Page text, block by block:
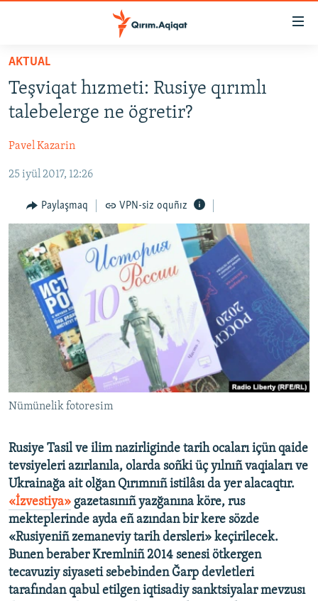
Esas
qaytmaq
Baş
qaytmaq
qaytmaq
SİYASET
CEMİYET
MEDENİYET
İNSAN AQLARI
VİDEO
SÜRET
BLOGLAR
FİKİR
Русский
Українською
QOŞULIÑIZ!
RFE/RS bütün saytları
AKTUAL
Teşviqat hızmeti: Rusiye qırımlı
talebelerge ne ögretir?
Pavel Kazarin
25 iyül 2017, 12:26
Paylaşmaq VPN-siz oquñız
Nümünelik fotoresim
Rusiye Tasil ve ilim nazirliginde tarih ocaları içün qaide
tevsiyeleri azırlanıla, olarda soñki üç yılnıñ vaqiaları ve
Ukrainağa ait olğan Qırımnıñ istilâsı da yer alacaqtır.
«İzvestiya» gazetasınıñ yazğanına köre, rus
mekteplerinde ayda eñ azından bir kere sözde
«Rusiyeniñ zemaneviy tarih dersleri» keçirilecek.
Bunen beraber Kremlniñ 2014 senesi ötkergen
tecavuziy siyaseti sebebinden Ğarp devletleri
tarafından qabul etilgen iqtisadiy sanktsiyalar mevzusı